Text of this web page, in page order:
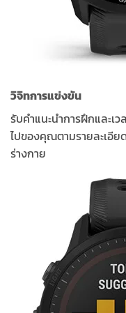
วิจิทการแข่งขัน
รับคำแนะนำการฝึกและเ
ไปของคุณตามรายละเอีย
ร่างกาย